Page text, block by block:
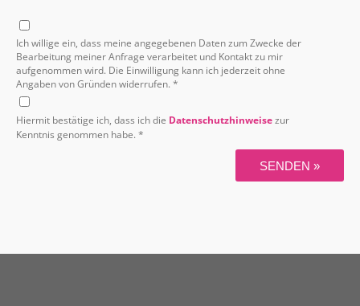
Ich willige ein, dass meine angegebenen Daten zum Zwecke der
Bearbeitung meiner Anfrage verarbeitet und Kontakt zu mir
aufgenommen wird. Die Einwilligung kann ich jederzeit ohne
Angaben von Gründen widerrufen. *
Hiermit bestätige ich, dass ich die Datenschutzhinweisezur
Kenntnis genommen habe. *
SENDEN »